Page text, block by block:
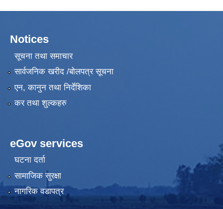
Notices
सूचना तथा समाचार
सार्वजनिक खरीद /बोलपत्र सूचना
एन, कानुन तथा निर्देशिका
कर तथा शुल्कहरु
eGov services
घटना दर्ता
सामाजिक सुरक्षा
नागरिक वडापत्र